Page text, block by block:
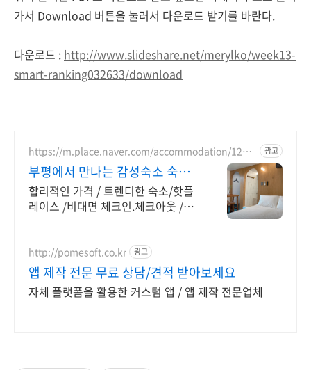
가서 Download 버튼을 눌러서 다운로드 받기를 바란다.
다운로드 : http://www.slideshare.net/merylko/week13-
smart-ranking032633/download
https://m.place.naver.com/accommodation/1241
756385
광고
부평에서 만나는 감성숙소 숙소
전용 주차장 완비
합리적인 가격 / 트렌디한 숙소/핫플
레이스 /비대면 체크인.체크아웃 /전
어보세요!
http://pomesoft.co.kr 광고
앱 제작 전문 무료 상담/견적 받아보세요
자체 플랫폼을 활용한 커스텀 앱 / 앱 제작 전문업체